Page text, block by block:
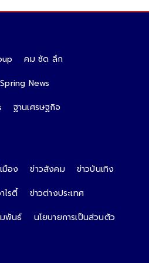
คม ชัด ลึก
Spring News
ฐานเศรษฐกิจ
มือง ข่าวสังคม
ข่าวบันเทิง
ไรตี้
ข่าวต่างประเทศ
มพันธ์ นโยบายการเป็นส่วนตัว